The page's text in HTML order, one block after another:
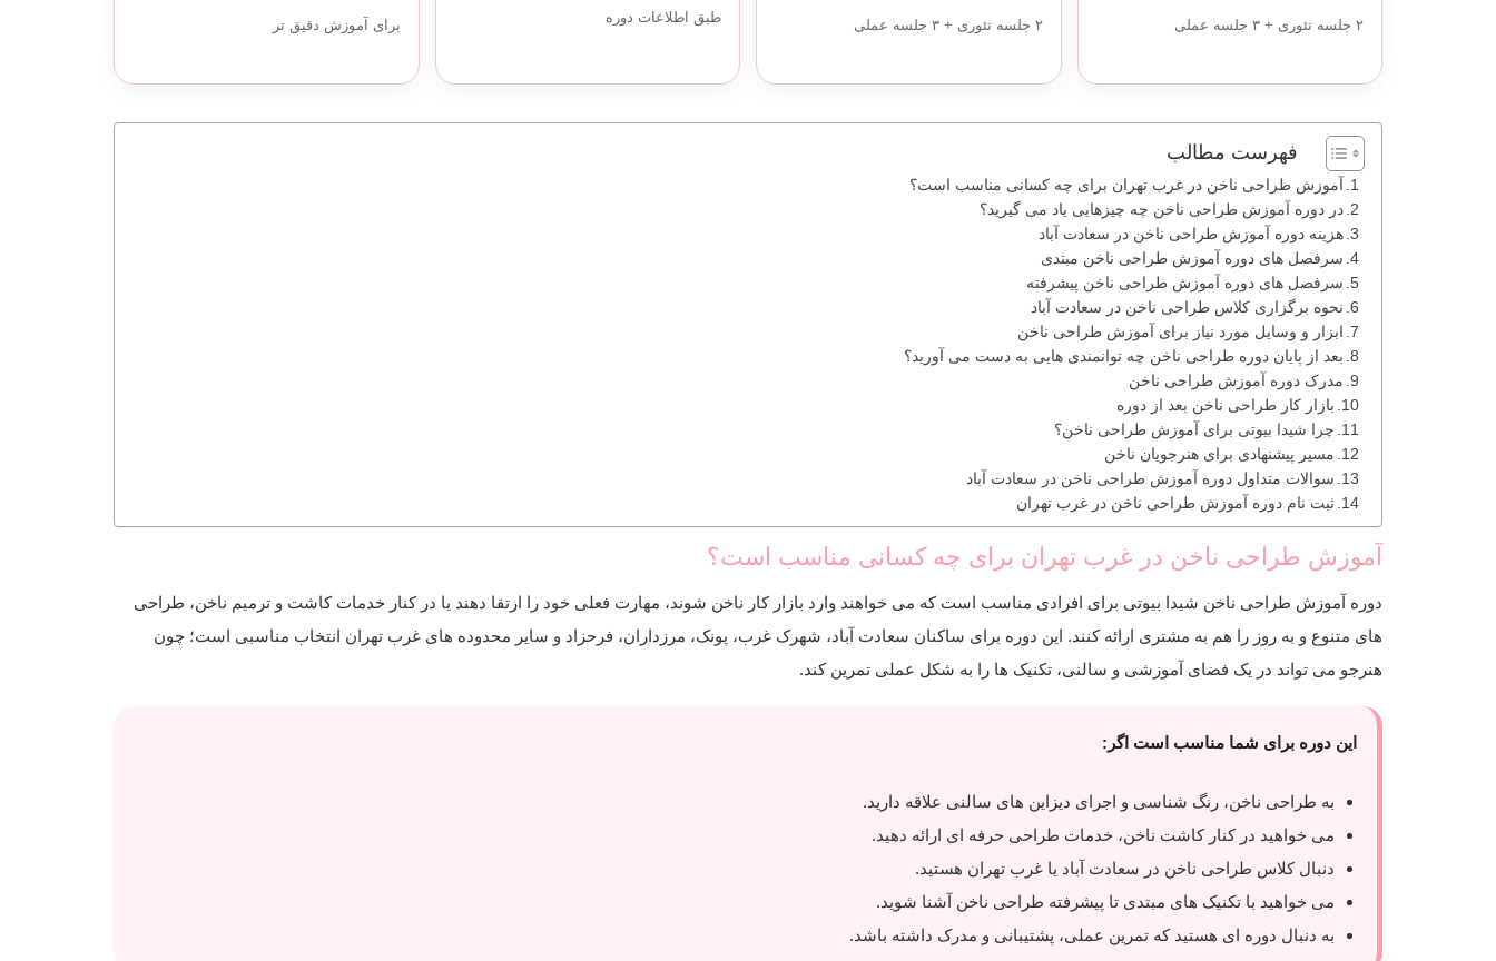
۲ جلسه تئوری + ۳ جلسه عملی ۲ جلسه تئوری + ۳ جلسه عملی طبق اطلاعات دوره برای آموزش دقیق تر
فهرست مطالب
آموزش طراحی ناخن در غرب تهران برای چه کسانی مناسب است؟
در دوره آموزش طراحی ناخن چه چیزهایی یاد می گیرید؟
هزینه دوره آموزش طراحی ناخن در سعادت آباد
سرفصل های دوره آموزش طراحی ناخن مبتدی
سرفصل های دوره آموزش طراحی ناخن پیشرفته
نحوه برگزاری کلاس طراحی ناخن در سعادت آباد
ابزار و وسایل مورد نیاز برای آموزش طراحی ناخن
بعد از پایان دوره طراحی ناخن چه توانمندی هایی به دست می آورید؟
مدرک دوره آموزش طراحی ناخن
بازار کار طراحی ناخن بعد از دوره
چرا شیدا بیوتی برای آموزش طراحی ناخن؟
مسیر پیشنهادی برای هنرجویان ناخن
سوالات متداول دوره آموزش طراحی ناخن در سعادت آباد
ثبت نام دوره آموزش طراحی ناخن در غرب تهران
آموزش طراحی ناخن در غرب تهران برای چه کسانی مناسب است؟
دوره آموزش طراحی ناخن شیدا بیوتی برای افرادی مناسب است که می خواهند وارد بازار کار ناخن شوند، مهارت فعلی خود را ارتقا دهند یا در کنار خدمات کاشت و ترمیم ناخن، طراحی
های متنوع و به روز را هم به مشتری ارائه کنند. این دوره برای ساکنان سعادت آباد، شهرک غرب، پونک، مرزداران، فرحزاد و سایر محدوده های غرب تهران انتخاب مناسبی است؛ چون
هنرجو می تواند در یک فضای آموزشی و سالنی، تکنیک ها را به شکل عملی تمرین کند.
این دوره برای شما مناسب است اگر:
به طراحی ناخن، رنگ شناسی و اجرای دیزاین های سالنی علاقه دارید.
می خواهید در کنار کاشت ناخن، خدمات طراحی حرفه ای ارائه دهید.
دنبال کلاس طراحی ناخن در سعادت آباد یا غرب تهران هستید.
می خواهید با تکنیک های مبتدی تا پیشرفته طراحی ناخن آشنا شوید.
به دنبال دوره ای هستید که تمرین عملی، پشتیبانی و مدرک داشته باشد.